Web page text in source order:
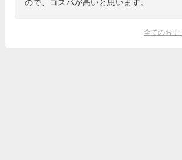
ので、コスパが高いと思います。
全てのおす